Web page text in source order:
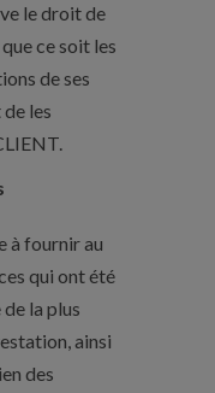
le droit de
ce soit les
de ses
les
à fournir au
qui ont été
la plus
ainsi
des